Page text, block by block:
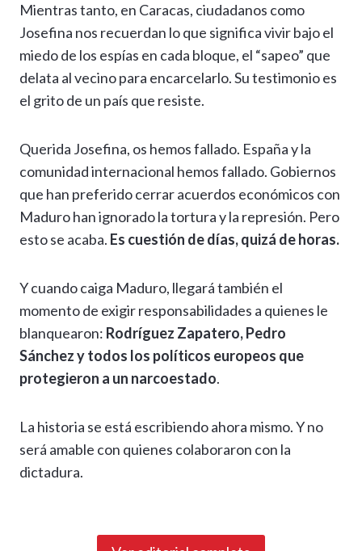
Mientras tanto, en Caracas, ciudadanos como
Josefina nos recuerdan lo que significa vivir bajo el
miedo de los espías en cada bloque, el “sapeo” que
delata al vecino para encarcelarlo. Su testimonio es
el grito de un país que resiste.
Querida Josefina, os hemos fallado. España y la
comunidad internacional hemos fallado. Gobiernos
que han preferido cerrar acuerdos económicos con
Maduro han ignorado la tortura y la represión. Pero
esto se acaba. Es cuestión de días, quizá de horas.
Y cuando caiga Maduro, llegará también el
momento de exigir responsabilidades a quienes le
blanquearon: Rodríguez Zapatero, Pedro
Sánchez y todos los políticos europeos que
protegieron a un narcoestado.
La historia se está escribiendo ahora mismo. Y no
será amable con quienes colaboraron con la
dictadura.